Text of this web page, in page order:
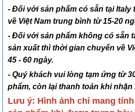
- Đối với sản phẩm có sẵn tại Italy
về Việt Nam trung bình từ 15-20
- Đối với sản phẩm không có sẵn
sản xuất thì thời gian chuyển về
45 - 60 ngày.
- Quý khách vui lòng tạm ứng từ
phẩm, còn lại thanh toán khi nhận
Lưu ý: Hình ảnh chỉ mang